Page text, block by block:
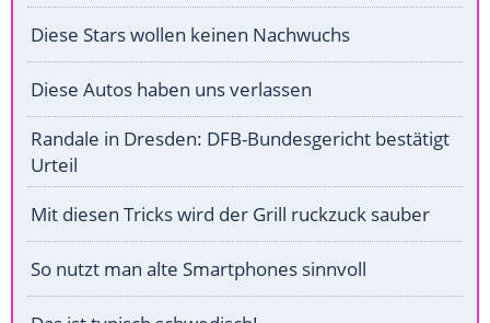
Diese Stars wollen keinen Nachwuchs
Diese Autos haben uns verlassen
Randale in Dresden: DFB-Bundesgericht bestätigt
Urteil
Mit diesen Tricks wird der Grill ruckzuck sauber
So nutzt man alte Smartphones sinnvoll